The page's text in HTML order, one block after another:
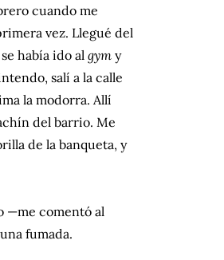
cuando me
vez. Llegué del
había ido al gym y
salí a la calle
la modorra. Allí
del barrio. Me
de la banqueta, y
—me comentó al
fumada.